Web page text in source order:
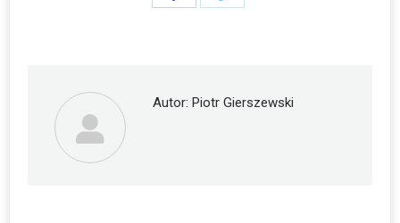
Autor: Piotr Gierszewski